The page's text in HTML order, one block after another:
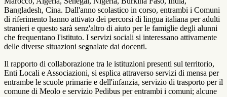
Bangladesh, Cina. Dall'anno scolastico in corso, entrambi i Comuni
di riferimento hanno attivato dei percorsi di lingua italiana per adulti
stranieri e questo sarà senz'altro di aiuto per le famiglie degli alunni
che frequentano l'istituto. I servizi sociali si interessano attivamente
delle diverse situazioni segnalate dai docenti.
Il rapporto di collaborazione tra le istituzioni presenti sul territorio,
Enti Locali e Associazioni, si esplica attraverso servizi di mensa per
entrambe le scuole primarie e dell'infanzia, servizio di trasporto per il
comune di Meolo e servizio Pedibus per entrambi i comuni; alcune